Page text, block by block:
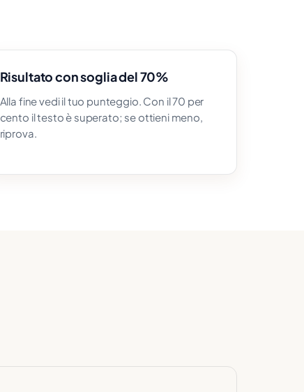
Risultato con soglia del 70%
Alla fine vedi il tuo punteggio. Con il 70 per
cento il testo è superato; se ottieni meno,
riprova.